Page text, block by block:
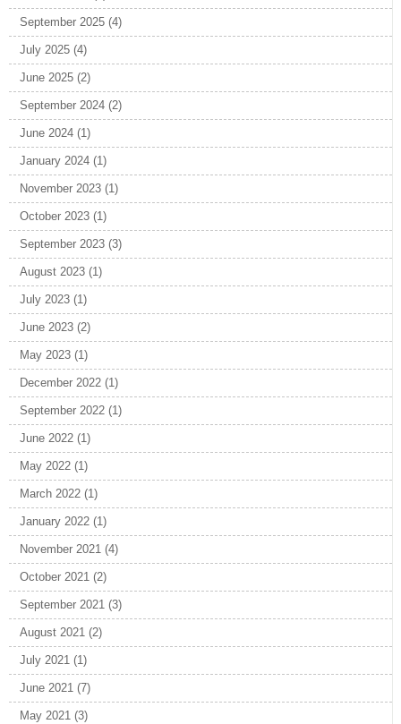
September 2025 (4)
July 2025 (4)
June 2025 (2)
September 2024 (2)
June 2024 (1)
January 2024 (1)
November 2023 (1)
October 2023 (1)
September 2023 (3)
August 2023 (1)
July 2023 (1)
June 2023 (2)
May 2023 (1)
December 2022 (1)
September 2022 (1)
June 2022 (1)
May 2022 (1)
March 2022 (1)
January 2022 (1)
November 2021 (4)
October 2021 (2)
September 2021 (3)
August 2021 (2)
July 2021 (1)
June 2021 (7)
May 2021 (3)